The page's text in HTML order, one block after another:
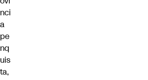
nci
a
pe
nq
uis
ta,